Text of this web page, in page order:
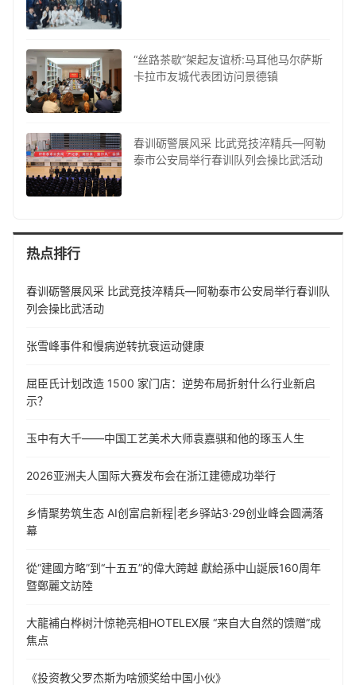
“丝路茶歇”架起友谊桥:马耳他马尔萨斯
卡拉市友城代表团访问景德镇
春训砺警展风采 比武竞技淬精兵—阿勒
泰市公安局举行春训队列会操比武活动
热点排行
春训砺警展风采 比武竞技淬精兵—阿勒泰市公安局举行春训队
列会操比武活动
张雪峰事件和慢病逆转抗衰运动健康
屈臣氏计划改造 1500 家门店：逆势布局折射什么行业新启
示？
玉中有大千——中国工艺美术大师袁嘉骐和他的琢玉人生
​2026亚洲夫人国际大赛发布会在浙江建德成功举行
乡情聚势筑生态 AI创富启新程|老乡驿站3·29创业峰会圆满落
幕
從“建國方略”到“十五五”的偉大跨越 獻給孫中山誕辰160周年
暨鄭麗文訪陸
大龍補白桦树汁惊艳亮相HOTELEX展 “来自大自然的馈赠”成
焦点
《投资教父罗杰斯为啥颁奖给中国小伙》